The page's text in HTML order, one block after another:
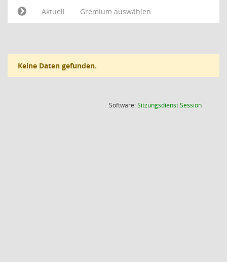
Aktuell
Gremium auswählen
Keine Daten gefunden.
Software:SitzungsdienstSession(Wird in